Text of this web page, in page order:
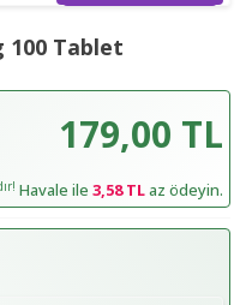
100 Tablet
179,00 TL
Havale ile 3,58 TLaz ödeyin.